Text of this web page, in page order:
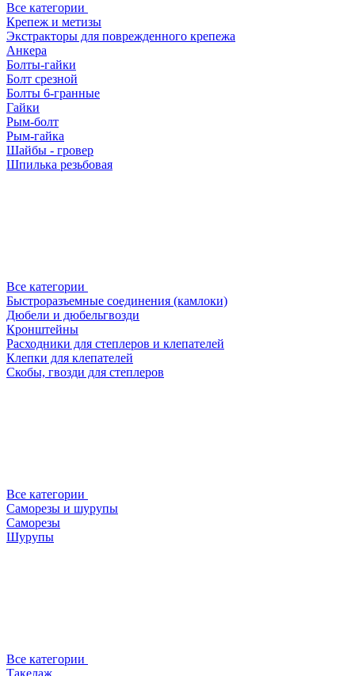
Все категории
Крепеж и метизы
Экстракторы для поврежденного крепежа
Анкера
Болты-гайки
Болт срезной
Болты 6-гранные
Гайки
Рым-болт
Рым-гайка
Шайбы - гровер
Шпилька резьбовая
Все категории
Быстроразъемные соединения (камлоки)
Дюбели и дюбельгвозди
Кронштейны
Расходники для степлеров и клепателей
Клепки для клепателей
Скобы, гвозди для степлеров
Все категории
Саморезы и шурупы
Саморезы
Шурупы
Все категории
Такелаж